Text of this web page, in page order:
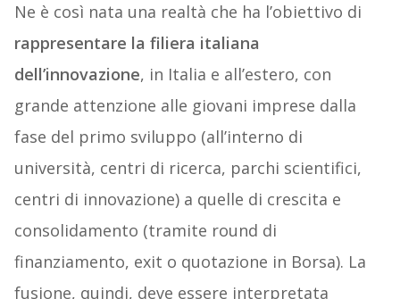
Ne è così nata una realtà che ha l’obiettivo di
rappresentare la filiera italiana
dell’innovazione, in Italia e all’estero, con
grande attenzione alle giovani imprese dalla
fase del primo sviluppo (all’interno di
università, centri di ricerca, parchi scientifici,
centri di innovazione) a quelle di crescita e
consolidamento (tramite round di
finanziamento, exit o quotazione in Borsa). La
fusione, quindi, deve essere interpretata